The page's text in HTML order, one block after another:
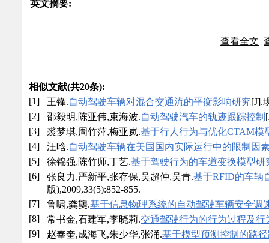
英文摘要:
查看全文
相似文献(共20条):
[1]
王锋.自动驾驶车辆对混合交通流的平衡影响研究[J].
[2]
邵毅明,陈亚伟,束海波.自动驾驶汽车的轨迹跟踪控制
[3]
裘梦琪,周竹萍,梅亚岚.基于行人行为与优化CTAM模
[4]
汪晗.自动驾驶车辆在美国国内实际运行中的限制因
[5]
徐锦强,陈竹师,丁艺.基于驾驶行为的车道变换模型研
[6]
张良力,严新平,张存保,吴超仲,吴青.基于RFID的车辆
版),2009,33(5):852-855.
[7]
鲁啸,龚龑.基于信息物理系统的自动驾驶车辆安全调
[8]
常书金,石建军,李晓莉.交通驾驶行为的行为过程及行
[9]
赵奉奎,成海飞,朱少华,张涌.基于模型预测控制的路